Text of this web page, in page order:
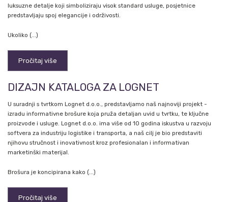
luksuzne detalje koji simboliziraju visok standard usluge, posjetnice
predstavljaju spoj elegancije i održivosti.
Ukoliko (...)
Pročitaj više
DIZAJN KATALOGA ZA LOGNET
U suradnji s tvrtkom Lognet d.o.o., predstavljamo naš najnoviji projekt -
izradu informativne brošure koja pruža detaljan uvid u tvrtku, te ključne
proizvode i usluge. Lognet d.o.o. ima više od 10 godina iskustva u razvoju
softvera za industriju logistike i transporta, a naš cilj je bio predstaviti
njihovu stručnost i inovativnost kroz profesionalan i informativan
marketinški materijal.
Brošura je koncipirana kako (...)
Pročitaj više